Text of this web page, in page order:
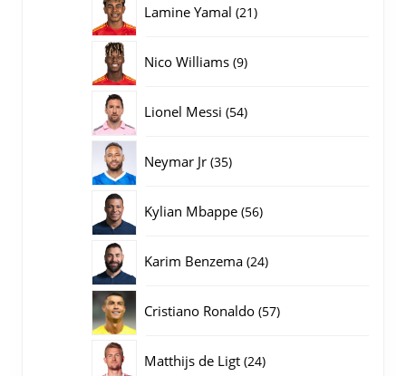
Lamine Yamal 2121
Nico Williams 99
Lionel Messi 5454
Neymar Jr 3535
Kylian Mbappe 5656
Karim Benzema 2424
Cristiano Ronaldo 5757
Matthijs de Ligt 2424